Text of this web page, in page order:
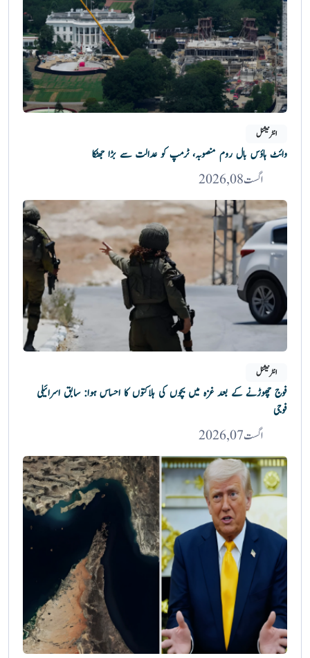
انٹرنیشنل
وائٹ ہاؤس بال روم منصوبہ، ٹرمپ کو عدالت سے بڑا جھٹکا
اگست 08, 2026
انٹرنیشنل
فوج چھوڑنے کے بعد غزہ میں بچوں کی ہلاکتوں کا احساس ہوا: سابق اسرائیلی
فوجی
اگست 07, 2026